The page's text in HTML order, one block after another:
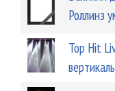
Роллинз
Top Hit